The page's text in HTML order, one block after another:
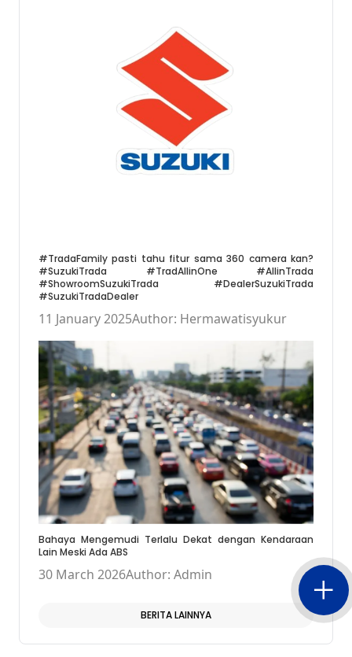
#TradaFamily pasti tahu fitur sama 360 camera kan?
#SuzukiTrada #TradAllinOne #AllinTrada
#ShowroomSuzukiTrada #DealerSuzukiTrada
#SuzukiTradaDealer
11 January 2025Author: Hermawatisyukur
Bahaya Mengemudi Terlalu Dekat dengan Kendaraan
Lain Meski Ada ABS
30 March 2026Author: Admin
BERITA LAINNYA